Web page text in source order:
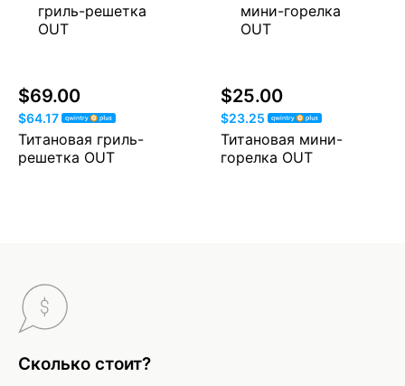
$69.00
$64.17
Титановая гриль-
решетка OUT
$25.00
$23.25
Титановая мини-
горелка OUT
Сколько стоит?